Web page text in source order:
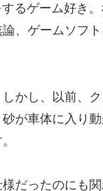
るゲーム好き
、ゲームソフ
かし、以前、
が車体に入り
だったのにも